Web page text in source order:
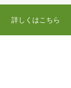
詳しくはこちら